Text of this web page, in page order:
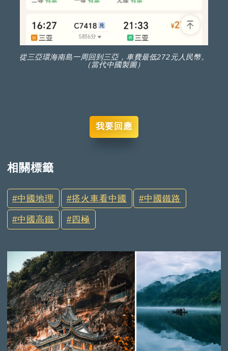
從三亞環海南島一周回到三亞，車費最低272元人民幣。
（當代中國製圖）
我要回應
相關標籤
中國地理 搭火車看中國 中國鐵路
中國高鐵 四極